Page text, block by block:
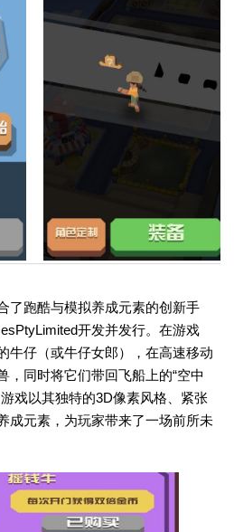
了跑酷与模拟养成元素的创新手
开发并发行。在游戏
牛仔（或牛仔女郎），在高速移动
，同时将它们带回飞船上的“空中
戏以其独特的3D像素风格、紧张
成元素，为玩家带来了一场前所未